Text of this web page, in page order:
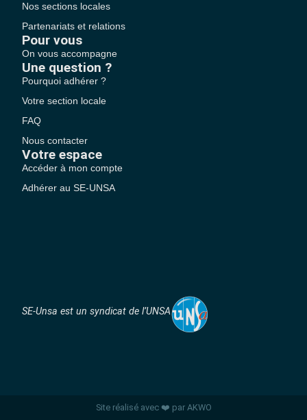
Nos sections locales
Partenariats et relations
Pour vous
On vous accompagne
Une question ?
Pourquoi adhérer ?
Votre section locale
FAQ
Nous contacter
Votre espace
Accéder à mon compte
Adhérer au SE-UNSA
SE-Unsa est un syndicat de l’UNSA
Site réalisé avec ❤️ par AKWO